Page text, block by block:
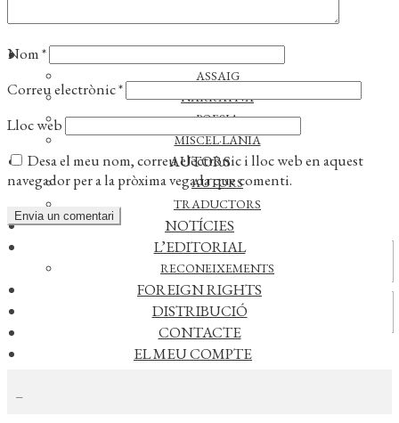
ASSAIG
NARRATIVA
POESIA
MISCEL·LÀNIA
AUTORS
AUTORS
TRADUCTORS
NOTÍCIES
L’EDITORIAL
RECONEIXEMENTS
FOREIGN RIGHTS
DISTRIBUCIÓ
CONTACTE
EL MEU COMPTE
Nom*
Correu electrònic*
Lloc web
Desa el meu nom, correu electrònic i lloc web en aquest
navegador per a la pròxima vegada que comenti.
Actualitat
Vídeos
CERCAR NOTÍCIES